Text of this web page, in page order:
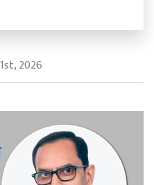
2026